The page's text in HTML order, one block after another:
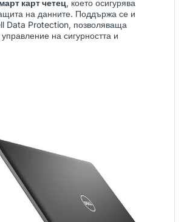
карт четец, което осигурява
на данните. Поддържа се и
Data Protection, позволяваща
на сигурността и